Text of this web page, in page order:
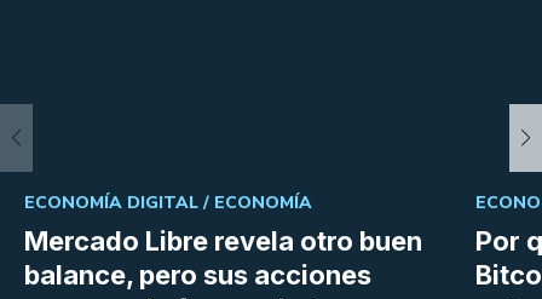
Mercado Libre revela otro buen
balance, pero sus acciones
ECONOMÍA DIGITAL / ECONOMÍA
Por